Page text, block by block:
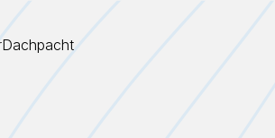
Dachpacht